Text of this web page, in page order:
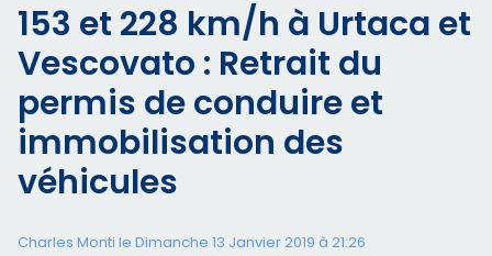
153 et 228 km/h à Urtaca et
Vescovato : Retrait du
permis de conduire et
immobilisation des
véhicules
Charles Monti le Dimanche 13 Janvier 2019 à 21:26